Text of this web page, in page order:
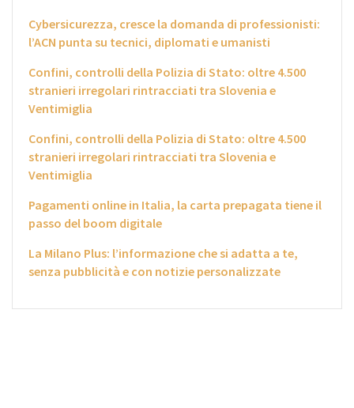
Cybersicurezza, cresce la domanda di professionisti:
l’ACN punta su tecnici, diplomati e umanisti
Confini, controlli della Polizia di Stato: oltre 4.500
stranieri irregolari rintracciati tra Slovenia e
Ventimiglia
Confini, controlli della Polizia di Stato: oltre 4.500
stranieri irregolari rintracciati tra Slovenia e
Ventimiglia
Pagamenti online in Italia, la carta prepagata tiene il
passo del boom digitale
La Milano Plus: l’informazione che si adatta a te,
senza pubblicità e con notizie personalizzate